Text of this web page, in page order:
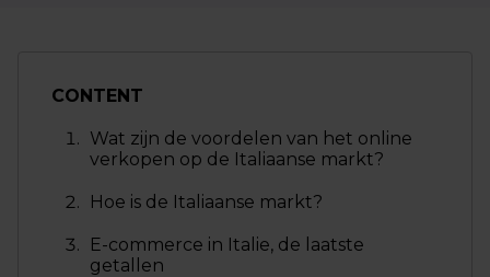
CONTENT
Wat zijn de voordelen van het online
verkopen op de Italiaanse markt?
Hoe is de Italiaanse markt?
E-commerce in Italie, de laatste
getallen